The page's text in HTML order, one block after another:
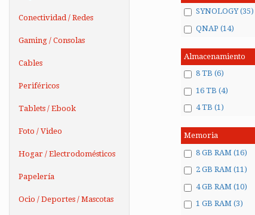
Conectividad / Redes
Gaming / Consolas
Cables
Periféricos
Tablets / Ebook
Foto / Video
Hogar / Electrodomésticos
Papelería
Ocio / Deportes / Mascotas
SYNOLOGY (35)
QNAP (14)
Almacenamiento
8 TB (6)
16 TB (4)
4 TB (1)
Memoria
8 GB RAM (16)
2 GB RAM (11)
4 GB RAM (10)
1 GB RAM (3)